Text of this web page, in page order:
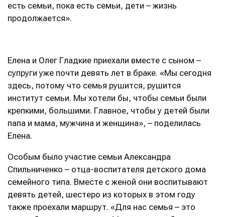
есть семьи, пока есть семьи, дети – жизнь
продолжается».
Елена и Олег Гладкие приехали вместе с сыном –
супруги уже почти девять лет в браке. «Мы сегодня
здесь, потому что семья рушится, рушится
институт семьи. Мы хотели бы, чтобы семьи были
крепкими, большими. Главное, чтобы у детей были
папа и мама, мужчина и женщина», – поделилась
Елена.
Особым было участие семьи Александра
Спильниченко – отца-воспитателя детского дома
семейного типа. Вместе с женой они воспитывают
девять детей, шестеро из которых в этом году
также проехали маршрут. «Для нас семья – это